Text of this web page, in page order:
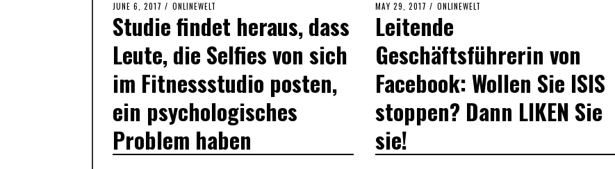
POSTED
ON
JUNE 6, 2017 ONLINEWELT
Studie findet heraus, dass
Leute, die Selfies von sich
im Fitnessstudio posten,
ein psychologisches
Problem haben
POSTED
ON
MAY 29, 2017 ONLINEWELT
Leitende
Geschäftsführerin von
Facebook: Wollen Sie ISIS
stoppen? Dann LIKEN Sie
sie!